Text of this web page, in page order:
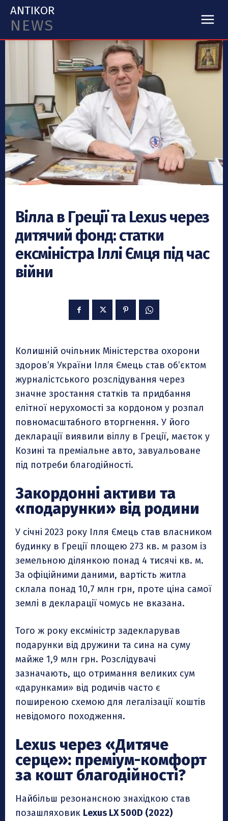
ANTIKOR
NEWS
Вілла в Греції та Lexus через
дитячий фонд: статки
ексміністра Іллі Ємця під час
війни
Колишній очільник Міністерства охорони
здоров’я України Ілля Ємець став об’єктом
журналістського розслідування через
значне зростання статків та придбання
елітної нерухомості за кордоном у розпал
повномасштабного вторгнення. У його
декларації виявили віллу в Греції, маєток у
Козині та преміальне авто, завуальоване
під потреби благодійності.
Закордонні активи та
«подарунки» від родини
У січні 2023 року Ілля Ємець став власником
будинку в Греції площею 273 кв. м разом із
земельною ділянкою понад 4 тисячі кв. м.
За офіційними даними, вартість житла
склала понад 10,7 млн грн, проте ціна самої
землі в декларації чомусь не вказана.
Того ж року ексміністр задекларував
подарунки від дружини та сина на суму
майже 1,9 млн грн. Розслідувачі
зазначають, що отримання великих сум
«дарунками» від родичів часто є
поширеною схемою для легалізації коштів
невідомого походження.
Lexus через «Дитяче
серце»: преміум-комфорт
за кошт благодійності?
Найбільш резонансною знахідкою став
позашляховик Lexus LX 500D (2022)